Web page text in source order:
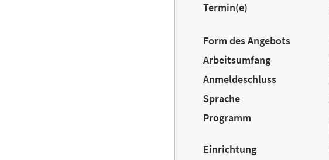
Termin(e)
Form des Angebots
Arbeitsumfang
Anmeldeschluss
Sprache
Programm
Einrichtung